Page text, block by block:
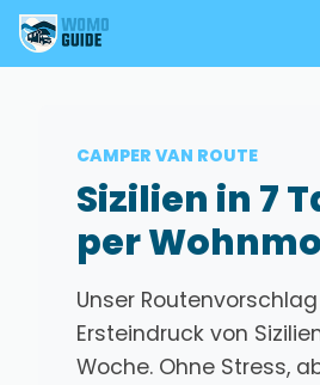
springenCAMPER VAN ROUTE
Sizilien in 7
per
Unser
Ersteindruck von
Woche. Ohne Stress,